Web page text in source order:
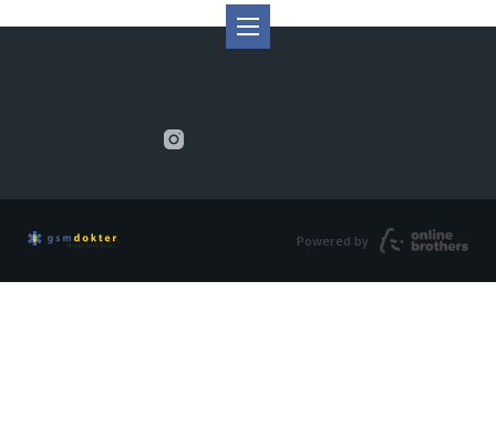
Powered by